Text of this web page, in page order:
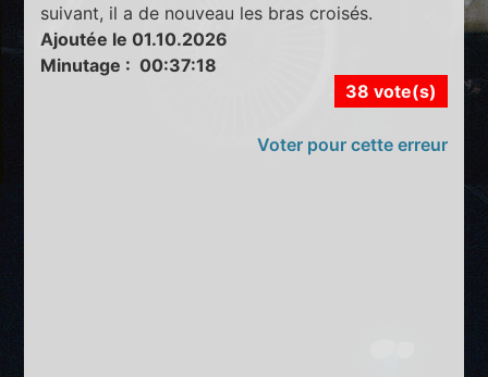
suivant, il a de nouveau les bras croisés.
Ajoutée le 01.10.2026
Minutage : 00:37:18
38 vote(s)
Voter pour cette erreur